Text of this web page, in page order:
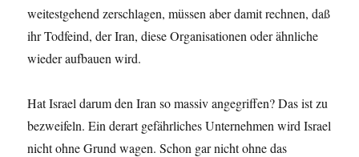
weitestgehend zerschlagen, müssen aber damit rechnen, daß
ihr Todfeind, der Iran, diese Organisationen oder ähnliche
wieder aufbauen wird.
Hat Israel darum den Iran so massiv angegriffen? Das ist zu
bezweifeln. Ein derart gefährliches Unternehmen wird Israel
nicht ohne Grund wagen. Schon gar nicht ohne das